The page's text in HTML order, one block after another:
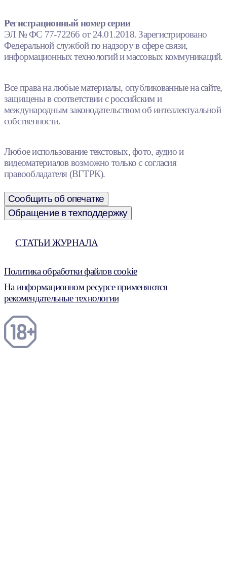
Регистрационный номер серии
ЭЛ № ФС 77-72266 от 24.01.2018. Зарегистрировано
Федеральной службой по надзору в сфере связи,
информационных технологий и массовых коммуникаций.
Все права на любые материалы, опубликованные на сайте,
защищены в соответствии с российским и
международным законодательством об интеллектуальной
собственности.
Любое использование текстовых, фото, аудио и
видеоматериалов возможно только с согласия
правообладателя (ВГТРК).
Сообщить об опечатке
Обращение в техподдержку
СТАТЬИ ЖУРНАЛА
Политика обработки файлов cookie
На информационном ресурсе применяются
рекомендательные технологии